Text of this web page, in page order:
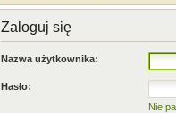
Zaloguj się
Nazwa użytkownika:
Hasło:
Nie